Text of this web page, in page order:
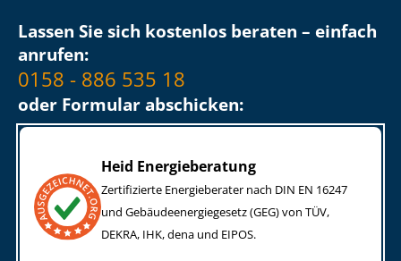
Lassen Sie sich kostenlos beraten – einfach
anrufen:
0158 - 886 535 18
oder Formular abschicken:
Heid Energieberatung
Zertifizierte Energieberater nach DIN EN 16247
und Ge­bäu­de­en­er­gie­ge­setz (GEG) von TÜV,
DEKRA, IHK, dena und EIPOS.